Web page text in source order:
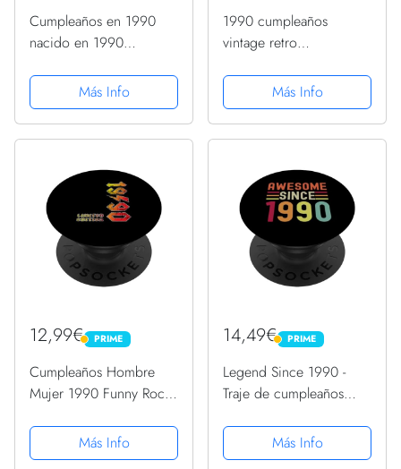
Cumpleaños en 1990
nacido en 1990
1990 PopSockets
PopGrip Intercambiable
Más Info
1990 cumpleaños
vintage retro
febrero de 1990
PopSockets PopGrip
Intercambiable
Más Info
12,99€ PRIME
PRIME
Cumpleaños Hombre
Mujer 1990 Funny Rock
PopSockets PopGrip
Intercambiable
Más Info
14,49€ PRIME
PRIME
Legend Since 1990 -
Traje de cumpleaños
PopSockets PopGrip
Intercambiable
Más Info